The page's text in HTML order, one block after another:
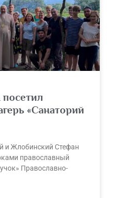
«Санаторий
и Жлобинский Стефан
православный
Православно-